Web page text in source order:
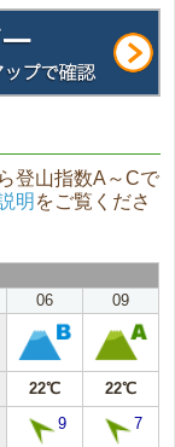
登山指数A～Cで
明 をご覧くださ
06 09
22℃ 22℃
9 7